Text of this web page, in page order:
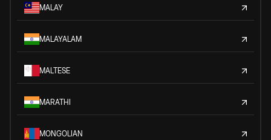
MALAY
MALAYALAM
MALTESE
MARATHI
MONGOLIAN